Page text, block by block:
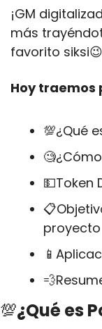
¡GM
más
favorito siksi😉
Hoy traemos
💯¿Qué
🧐
💵Token
proyecto
📱
💨
💯¿Qué es